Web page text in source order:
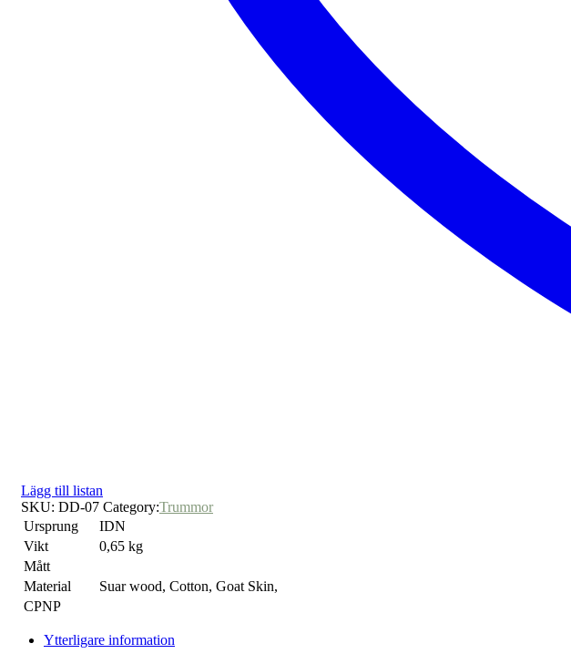
Lägg till listan
SKU: DD-07 Category:Trummor
Ursprung
IDN
Vikt
0,65 kg
Mått
Material
Suar wood, Cotton, Goat Skin,
CPNP
Ytterligare information